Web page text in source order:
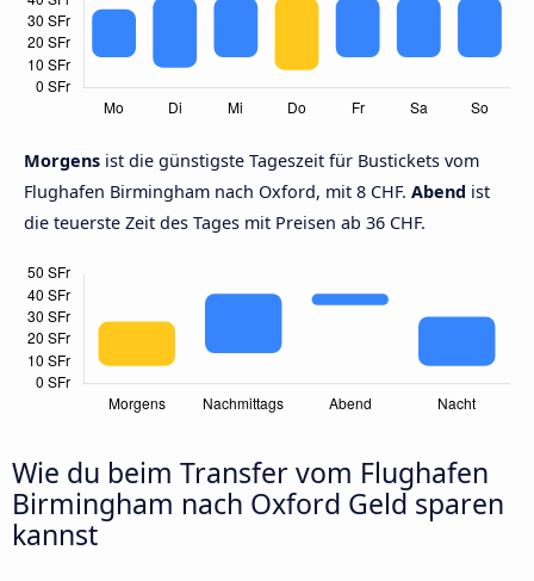
Morgens ist die günstigste Tageszeit für Bustickets vom
Flughafen Birmingham nach Oxford, mit 8 CHF. Abend ist
die teuerste Zeit des Tages mit Preisen ab 36 CHF.
Wie du beim Transfer vom Flughafen
Birmingham nach Oxford Geld sparen
kannst